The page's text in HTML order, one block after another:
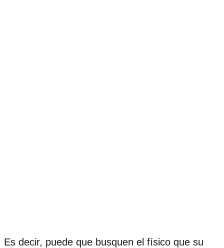
Es decir, puede que busquen el físico que su